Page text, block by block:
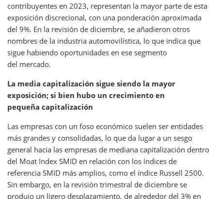
contribuyentes en 2023, representan la mayor parte de esta
exposición discrecional, con una ponderación aproximada
del 9%. En la revisión de diciembre, se añadieron otros
nombres de la industria automovilística, lo que indica que
sigue habiendo oportunidades en ese segmento
del mercado.
La media capitalización sigue siendo la mayor
exposición; si bien hubo un crecimiento en
pequeña capitalización
Las empresas con un foso económico suelen ser entidades
más grandes y consolidadas, lo que da lugar a un sesgo
general hacia las empresas de mediana capitalización dentro
del Moat Index SMID en relación con los índices de
referencia SMID más amplios, como el índice Russell 2500.
Sin embargo, en la revisión trimestral de diciembre se
produjo un ligero desplazamiento, de alrededor del 3% en